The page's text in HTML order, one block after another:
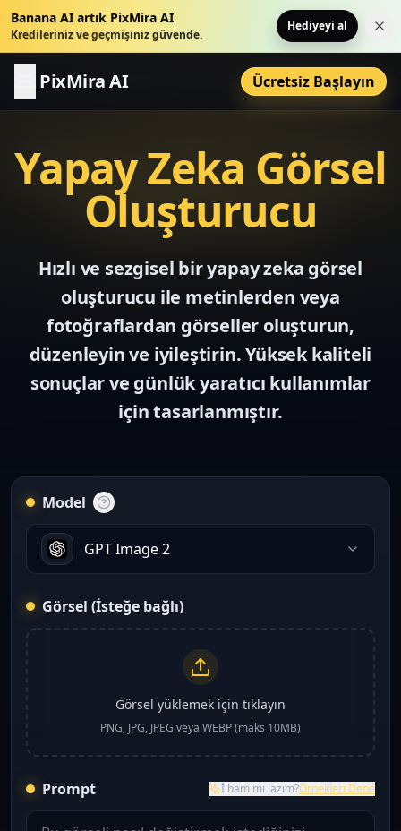
Banana AI artık PixMira AI
Kredileriniz ve geçmişiniz güvende.
Hediyeyi al Bu
PixMira AI Ücretsiz Başlayın
Yapay Zeka Görsel
Oluşturucu
Hızlı ve sezgisel bir yapay zeka görsel
oluşturucu ile metinlerden veya
fotoğraflardan görseller oluşturun,
düzenleyin ve iyileştirin. Yüksek kaliteli
sonuçlar ve günlük yaratıcı kullanımlar
için tasarlanmıştır.
Model
GPT Image 2
Görsel (İsteğe bağlı)
Görsel yüklemek için tıklayın
PNG, JPG, JPEG veya WEBP (maks 10MB)
Prompt İlham mı lazım?Örnekleri Dene